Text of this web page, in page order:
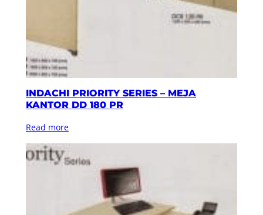
INDACHI PRIORITY SERIES – MEJA
KANTOR DD 180 PR
Read more